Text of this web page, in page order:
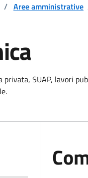
/ Aree amministrative
privata, SUAP, lavori